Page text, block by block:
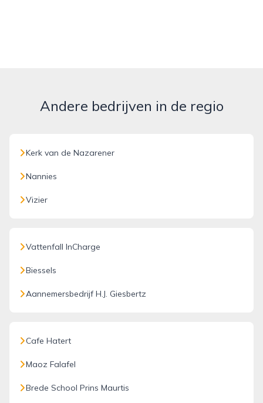
Andere bedrijven in de regio
Kerk van de Nazarener
Nannies
Vizier
Vattenfall InCharge
Biessels
Aannemersbedrijf H.J. Giesbertz
Cafe Hatert
Maoz Falafel
Brede School Prins Maurtis